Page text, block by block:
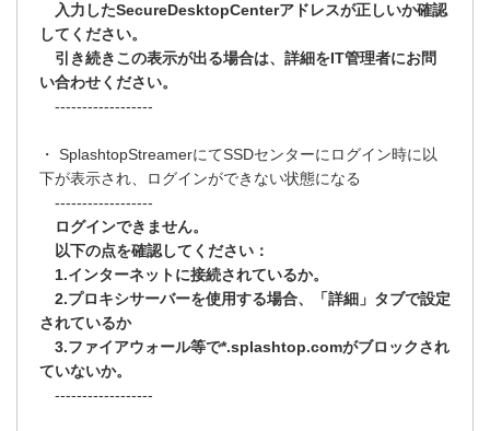
入力したSecureDesktopCenterアドレスが正しいか確認
してください。
引き続きこの表示が出る場合は、詳細をIT管理者にお問
い合わせください。
------------------
・ SplashtopStreamerにてSSDセンターにログイン時に以
下が表示され、ログインができない状態になる
------------------
ログインできません。
以下の点を確認してください：
1.インターネットに接続されているか。
2.プロキシサーバーを使用する場合、「詳細」タブで設定
されているか
3.ファイアウォール等で*.splashtop.comがブロックされ
ていないか。
------------------